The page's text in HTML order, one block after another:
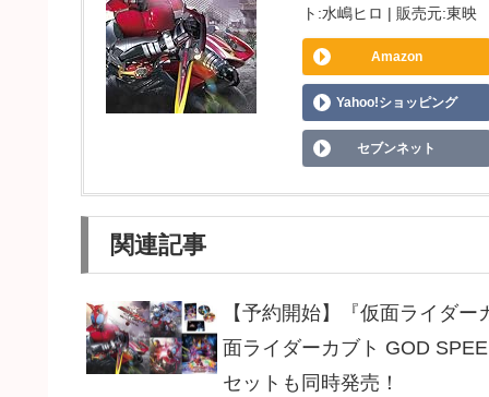
ト:水嶋ヒロ | 販売元:東映
Amazon
Yahoo!ショッピング
セブンネット
関連記事
【予約開始】『仮面ライダ
面ライダーカブト GOD
セットも同時発売！